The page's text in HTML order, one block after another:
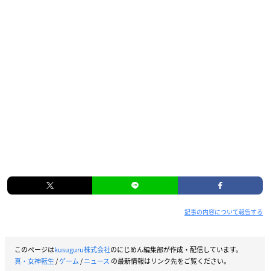
記事の内容について報告する
このページはkusuguru株式会社のにじめん編集部が作成・配信しています。
真・女神転生/ゲーム/ニュース の最新情報はリンク先をご覧ください。